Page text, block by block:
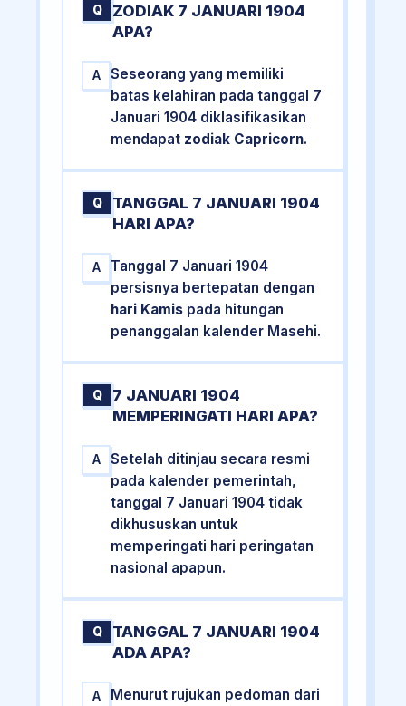
Q
ZODIAK 7 JANUARI 1904
APA?
A
Seseorang yang memiliki
batas kelahiran pada tanggal 7
Januari 1904 diklasifikasikan
mendapat zodiak Capricorn.
Q
TANGGAL 7 JANUARI 1904
HARI APA?
A
Tanggal 7 Januari 1904
persisnya bertepatan dengan
hari Kamis pada hitungan
penanggalan kalender Masehi.
Q
7 JANUARI 1904
MEMPERINGATI HARI APA?
A
Setelah ditinjau secara resmi
pada kalender pemerintah,
tanggal 7 Januari 1904 tidak
dikhususkan untuk
memperingati hari peringatan
nasional apapun.
Q
TANGGAL 7 JANUARI 1904
ADA APA?
A
Menurut rujukan pedoman dari